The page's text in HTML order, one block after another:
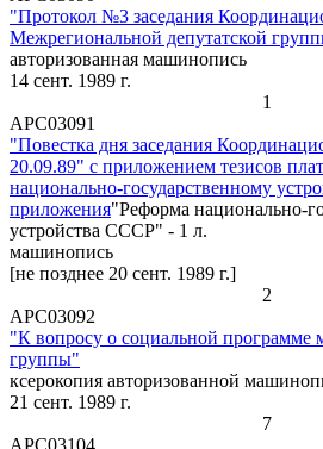
"Протокол №3 заседания
Межрегиональной депутатской
авторизованная машинопись
14 сент. 1989 г.
1
АРС03091
"Повестка дня заседания
20.09.89" с приложением тезисов
национально-государственному
приложения"Реформа национально-
устройства СССР" - 1 л.
машинопись
[не позднее 20 сент. 1989 г.]
2
АРС03092
"К вопросу о социальной программе
группы"
ксерокопия авторизованной
21 сент. 1989 г.
7
АРС03104